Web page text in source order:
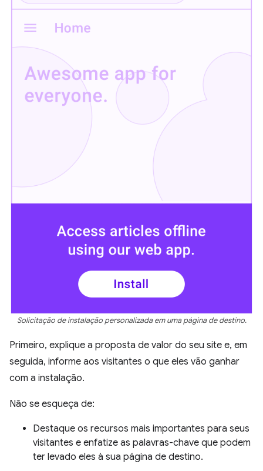
Solicitação de instalação personalizada em uma página de destino.
Primeiro, explique a proposta de valor do seu site e, em
seguida, informe aos visitantes o que eles vão ganhar
com a instalação.
Não se esqueça de:
Destaque os recursos mais importantes para seus
visitantes e enfatize as palavras-chave que podem
ter levado eles à sua página de destino.